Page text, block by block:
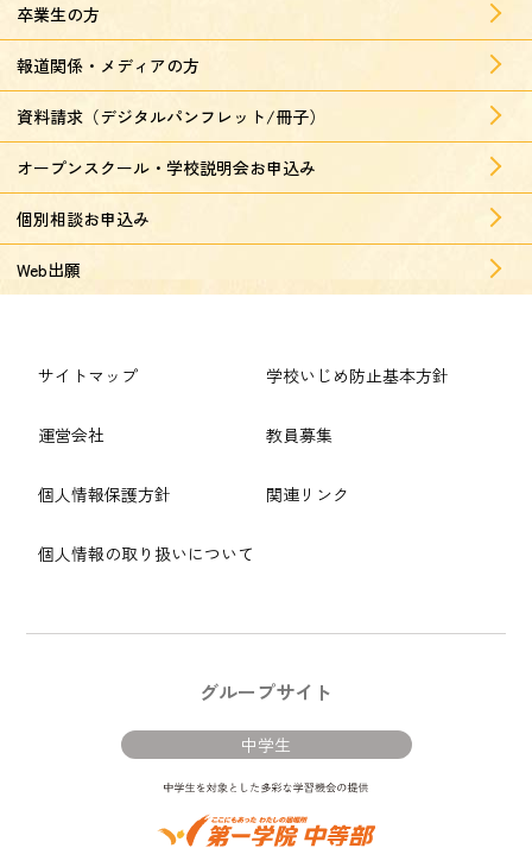
卒業生の方
報道関係・メディアの方
資料請求（デジタルパンフレット/冊子）
オープンスクール・学校説明会お申込み
個別相談お申込み
Web出願
サイトマップ
運営会社
個人情報保護方針
個人情報の取り扱いについて
学校いじめ防止基本方針
教員募集
関連リンク
グループサイト
中学生